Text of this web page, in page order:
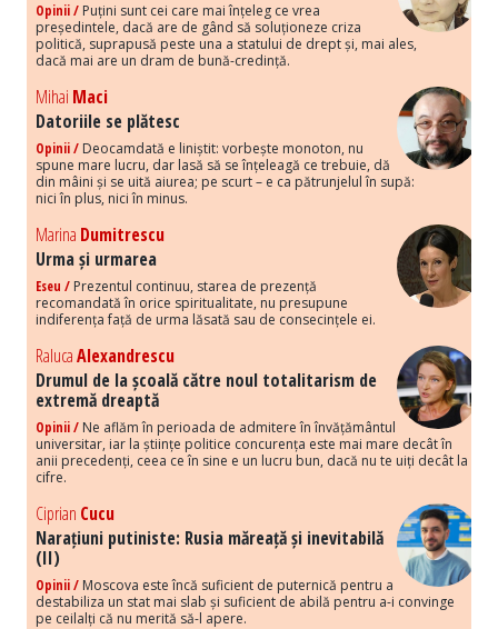
Opinii / Puțini sunt cei care mai înțeleg ce vrea
președintele, dacă are de gând să soluționeze criza
politică, suprapusă peste una a statului de drept și, mai ales,
dacă mai are un dram de bună-credință.
Mihai Maci
Datoriile se plătesc
Opinii / Deocamdată e liniștit: vorbește monoton, nu
spune mare lucru, dar lasă să se înțeleagă ce trebuie, dă
din mâini și se uită aiurea; pe scurt – e ca pătrunjelul în supă:
nici în plus, nici în minus.
Marina Dumitrescu
Urma și urmarea
Eseu / Prezentul continuu, starea de prezență
recomandată în orice spiritualitate, nu presupune
indiferența față de urma lăsată sau de consecințele ei.
RalucaAlexandrescu
Drumul de la școală către noul totalitarism de
extremă dreaptă
Opinii / Ne aflăm în perioada de admitere în învățământul
universitar, iar la științe politice concurența este mai mare decât în
anii precedenți, ceea ce în sine e un lucru bun, dacă nu te uiți decât la
cifre.
Ciprian Cucu
Narațiuni putiniste: Rusia măreață și inevitabilă
(II)
Opinii / Moscova este încă suficient de puternică pentru a
destabiliza un stat mai slab și suficient de abilă pentru a-i convinge
pe ceilalți că nu merită să-l apere.